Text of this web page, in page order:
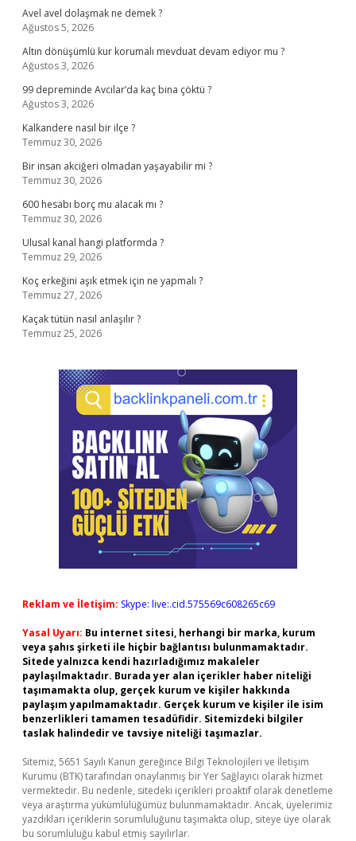
Avel avel dolaşmak ne demek ?
Ağustos 5, 2026
Altın dönüşümlü kur korumalı mevduat devam ediyor mu ?
Ağustos 3, 2026
99 depreminde Avcılar’da kaç bina çöktü ?
Ağustos 3, 2026
Kalkandere nasıl bir ilçe ?
Temmuz 30, 2026
Bir insan akciğeri olmadan yaşayabilir mi ?
Temmuz 30, 2026
600 hesabı borç mu alacak mı ?
Temmuz 30, 2026
Ulusal kanal hangi platformda ?
Temmuz 29, 2026
Koç erkeğini aşık etmek için ne yapmalı ?
Temmuz 27, 2026
Kaçak tütün nasıl anlaşılır ?
Temmuz 25, 2026
Reklam ve İletişim: Skype: live:.cid.575569c608265c69
Yasal Uyarı: Bu internet sitesi, herhangi bir marka, kurum
veya şahıs şirketi ile hiçbir bağlantısı bulunmamaktadır.
Sitede yalnızca kendi hazırladığımız makaleler
paylaşılmaktadır. Burada yer alan içerikler haber niteliği
taşımamakta olup, gerçek kurum ve kişiler hakkında
paylaşım yapılmamaktadır. Gerçek kurum ve kişiler ile isim
benzerlikleri tamamen tesadüfidir. Sitemizdeki bilgiler
taslak halindedir ve tavsiye niteliği taşımazlar.
Sitemiz, 5651 Sayılı Kanun gereğince Bilgi Teknolojileri ve İletişim
Kurumu (BTK) tarafından onaylanmış bir Yer Sağlayıcı olarak hizmet
vermektedir. Bu nedenle, sitedeki içerikleri proaktif olarak denetleme
veya araştırma yükümlülüğümüz bulunmamaktadır. Ancak, üyelerimiz
yazdıkları içeriklerin sorumluluğunu taşımakta olup, siteye üye olarak
bu sorumluluğu kabul etmiş sayılırlar.